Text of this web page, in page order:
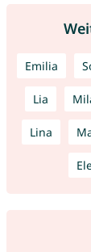
Emilia
Lia
Lina